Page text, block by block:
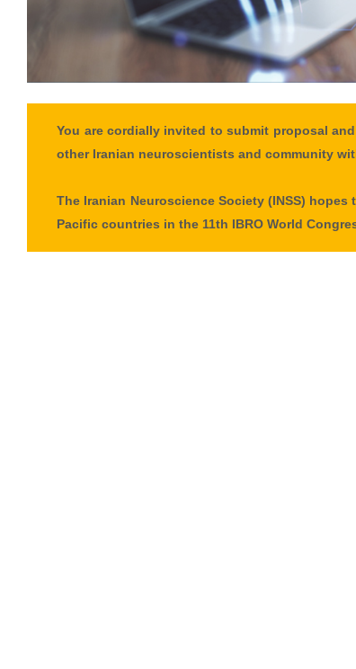
You are cordially invited to submit proposal
other Iranian neuroscientists and community
The Iranian Neuroscience Society (INSS)
Pacific countries in the 11th IBRO World